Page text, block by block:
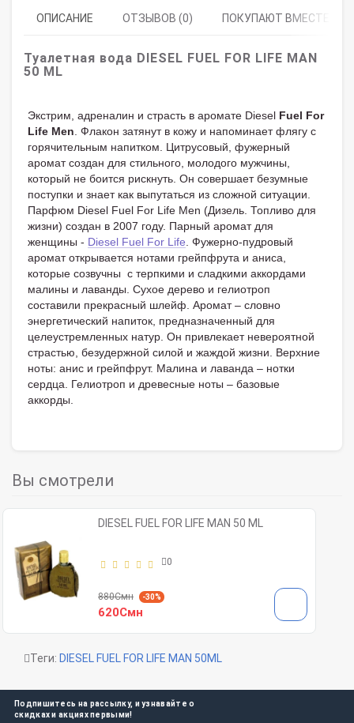
ОПИСАНИЕ ОТЗЫВОВ (0) ПОКУПАЮТ ВМЕСТЕ
Туалетная вода DIESEL FUEL FOR LIFE MAN
50 ML
Экстрим, адреналин и страсть в аромате Diesel Fuel For
Life Men . Флакон затянут в кожу и напоминает флягу с
горячительным напитком. Цитрусовый, фужерный
аромат создан для стильного, молодого мужчины,
который не боится рискнуть. Он совершает безумные
поступки и знает как выпутаться из сложной ситуации.
Парфюм Diesel Fuel For Life Men (Дизель. Топливо для
жизни) создан в 2007 году. Парный аромат для
женщины - Diesel Fuel For Life . Фужерно-пудровый
аромат открывается нотами грейпфрута и аниса,
которые созвучны с терпкими и сладкими аккордами
малины и лаванды. Сухое дерево и гелиотроп
составили прекрасный шлейф. Аромат – словно
энергетический напиток, предназначенный для
целеустремленных натур. Он привлекает невероятной
страстью, безудержной силой и жаждой жизни. Верхние
ноты: анис и грейпфрут. Малина и лаванда – нотки
сердца. Гелиотроп и древесные ноты – базовые
аккорды.
Вы смотрели
DIESEL FUEL FOR LIFE MAN 50 ML
0
880Смн -30%
620Смн
Теги: DIESEL FUEL FOR LIFE MAN 50ML
Подпишитесь на рассылку, и узнавайте о
скидках и акциях первыми!